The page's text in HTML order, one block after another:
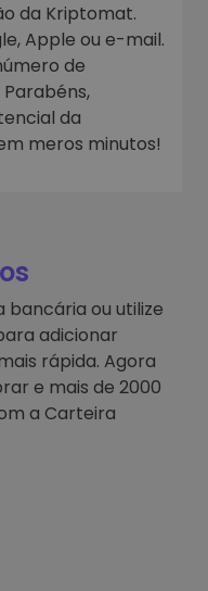
da Kriptomat.
Apple ou e-mail.
de
da
meros minutos!
bancária ou utilize
adicionar
rápida. Agora
e mais de 2000
a Carteira